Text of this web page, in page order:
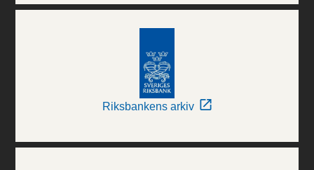
Riksbankens arkiv